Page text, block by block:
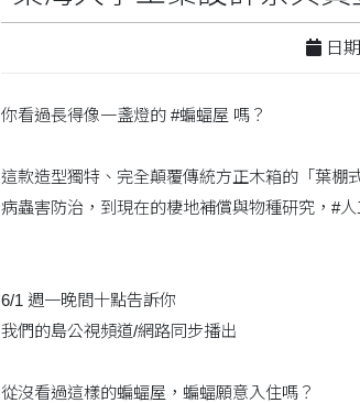
日
你看過長得像一盞燈的 #蝙蝠屋 嗎？
這款造型獨特、完全顛覆傳統方正木箱的「葉棚
病蟲害防治，到現在的棲地補償與物種研究，#
6/1 週一晚間十點告訴你
我們的島公視頻道/網路同步播出
從沒看過這樣的蝙蝠屋，蝙蝠願意入住嗎？